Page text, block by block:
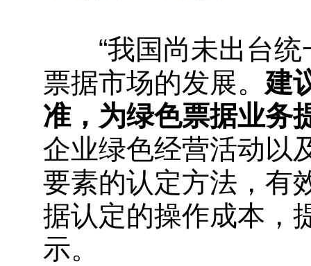
“我国尚未出台统
票据市场的发展。 建
准，为绿色票据业务
企业绿色经营活动以
要素的认定方法，有
据认定的操作成本，
示。